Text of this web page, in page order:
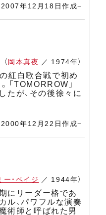
年12月18日作成−
（岡本真夜 ／ 1974年）
紅白歌合戦で初め
TOMORROW」
たが、その後徐々に
年12月22日作成−
ー・ペイジ ／ 1944年）
にリーダー格であ
ル、パワフルな演奏
術師と呼ばれた男